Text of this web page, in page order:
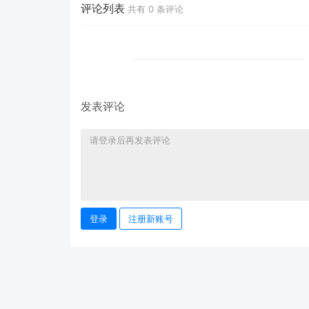
admin@001can.com
评论列表 共有 0 条评论
发表评论
登录 注册新账号